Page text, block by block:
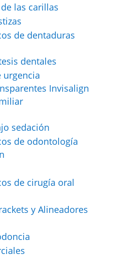
las carillas
de dentaduras
dentales
urgencia
Invisalign
sedación
de odontología
de cirugía oral
y Alineadores